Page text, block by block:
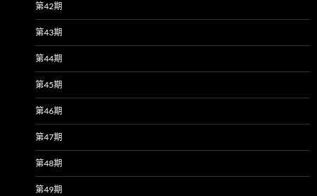
第42期
第43期
第44期
第45期
第46期
第47期
第48期
第49期